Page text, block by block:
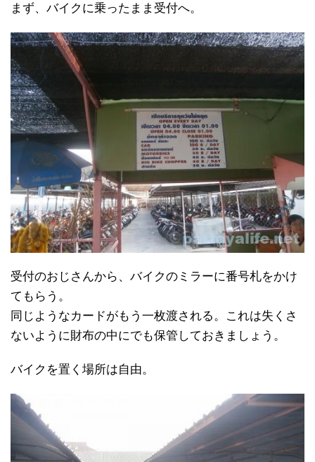
まず、バイクに乗ったまま受付へ。
受付のおじさんから、バイクのミラーに番号札をかけ
てもらう。
同じようなカードがもう一枚渡される。これは失くさ
ないように財布の中にでも保管しておきましょう。
バイクを置く場所は自由。